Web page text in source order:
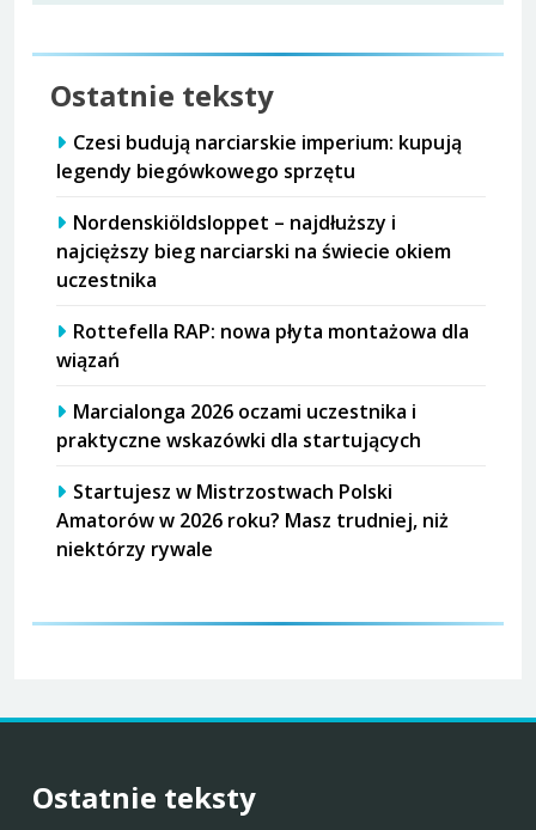
Ostatnie teksty
Czesi budują narciarskie imperium: kupują
legendy biegówkowego sprzętu
Nordenskiöldsloppet – najdłuższy i
najcięższy bieg narciarski na świecie okiem
uczestnika
Rottefella RAP: nowa płyta montażowa dla
wiązań
Marcialonga 2026 oczami uczestnika i
praktyczne wskazówki dla startujących
Startujesz w Mistrzostwach Polski
Amatorów w 2026 roku? Masz trudniej, niż
niektórzy rywale
Ostatnie teksty